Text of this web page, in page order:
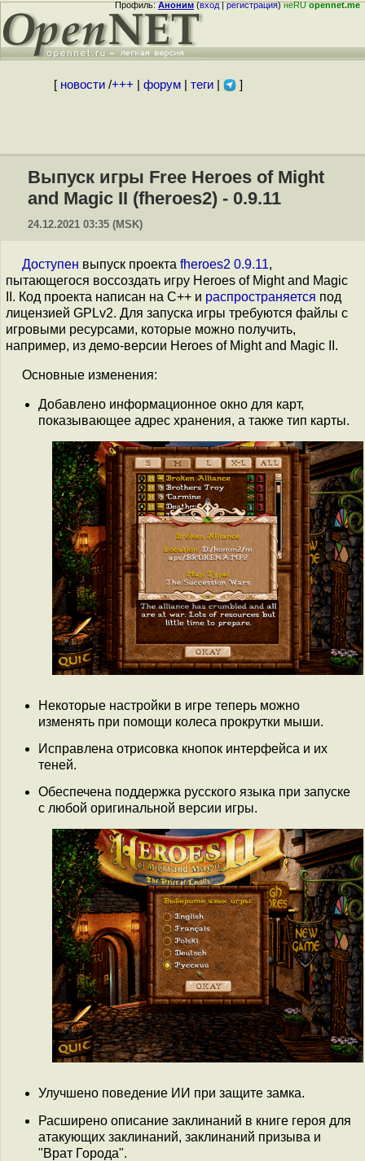
Профиль:Аноним(вход|регистрация)неRUopennet.me
[ новости/+++ форум| теги| ]
Выпуск игры Free Heroes of Might
and Magic II (fheroes2) - 0.9.11
24.12.2021 03:35 (MSK)
Доступен выпуск проекта fheroes2 0.9.11,
пытающегося воссоздать игру Heroes of Might and Magic
II. Код проекта написан на C++ и распространяется под
лицензией GPLv2. Для запуска игры требуются файлы с
игровыми ресурсами, которые можно получить,
например, из демо-версии Heroes of Might and Magic II.
Основные изменения:
Добавлено информационное окно для карт,
показывающее адрес хранения, а также тип карты.
Некоторые настройки в игре теперь можно
изменять при помощи колеса прокрутки мыши.
Исправлена отрисовка кнопок интерфейса и их
теней.
Обеспечена поддержка русского языка при запуске
с любой оригинальной версии игры.
Улучшено поведение ИИ при защите замка.
Расширено описание заклинаний в книге героя для
атакующих заклинаний, заклинаний призыва и
"Врат Города".